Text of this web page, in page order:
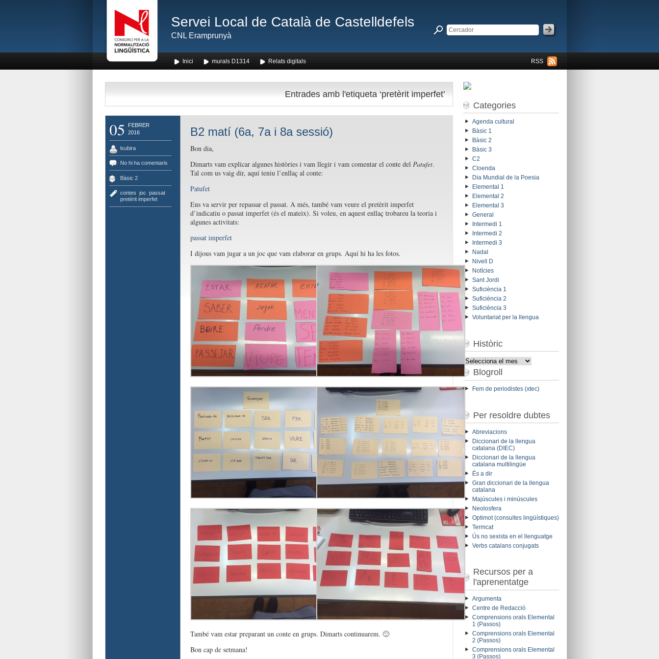
Servei Local de Català de Castelldefels
CNL Eramprunyà
RSS
Inici murals D1314 Relats digitals
Entrades amb l'etiqueta ‘pretèrit imperfet’
05
FEBRER
2016
lsubira
No hi ha comentaris
Bàsic 2
contes joc passat,
pretèrit imperfet
B2 matí (6a, 7a i 8a sessió)
Bon dia,
Dimarts vam explicar algunes històries i vam llegir i vam comentar el conte del Patufet.
Tal com us vaig dir, aquí teniu l’enllaç al conte:
Patufet
Ens va servir per repassar el passat. A més, també vam veure el pretèrit imperfet
d’indicatiu o passat imperfet (és el mateix). Si voleu, en aquest enllaç trobareu la teoria i
algunes activitats:
passat imperfet
I dijous vam jugar a un joc que vam elaborar en grups. Aquí hi ha les fotos.
També vam estar preparant un conte en grups. Dimarts continuarem. 🙂
Bon cap de setmana!
Categories
Agenda cultural
Bàsic 1
Bàsic 2
Bàsic 3
C2
Cloenda
Dia Mundial de la Poesia
Elemental 1
Elemental 2
Elemental 3
General
Intermedi 1
Intermedi 2
Intermedi 3
Nadal
Nivell D
Notícies
Sant Jordi
Suficiència 1
Suficiència 2
Suficiència 3
Voluntariat per la llengua
Històric
Històric
Blogroll
Fem de periodistes (xtec)
Per resoldre dubtes
Abreviacions
Diccionari de la llengua
catalana (DIEC)
Diccionari de la llengua
catalana multilingüe
És a dir
Gran diccionari de la llengua
catalana
Majúscules i minúscules
Neolosfera
Optimot (consultes lingüístiques)
Termcat
Ús no sexista en el llenguatge
Verbs catalans conjugats
Recursos per a
l'aprenentatge
Argumenta
Centre de Redacció
Comprensions orals Elemental
1 (Passos)
Comprensions orals Elemental
2 (Passos)
Comprensions orals Elemental
3 (Passos)